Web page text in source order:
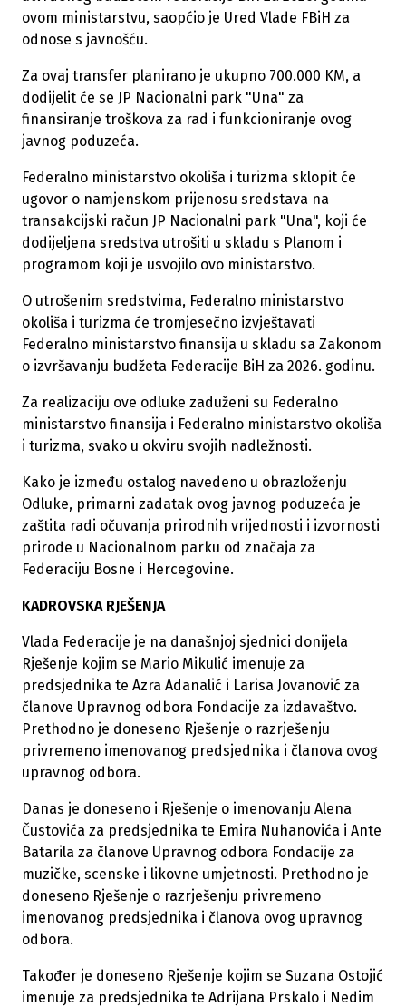
ovom ministarstvu, saopćio je Ured Vlade FBiH za
odnose s javnošću.
Za ovaj transfer planirano je ukupno 700.000 KM, a
dodijelit će se JP Nacionalni park "Una" za
finansiranje troškova za rad i funkcioniranje ovog
javnog poduzeća.
Federalno ministarstvo okoliša i turizma sklopit će
ugovor o namjenskom prijenosu sredstava na
transakcijski račun JP Nacionalni park "Una", koji će
dodijeljena sredstva utrošiti u skladu s Planom i
programom koji je usvojilo ovo ministarstvo.
O utrošenim sredstvima, Federalno ministarstvo
okoliša i turizma će tromjesečno izvještavati
Federalno ministarstvo finansija u skladu sa Zakonom
o izvršavanju budžeta Federacije BiH za 2026. godinu.
Za realizaciju ove odluke zaduženi su Federalno
ministarstvo finansija i Federalno ministarstvo okoliša
i turizma, svako u okviru svojih nadležnosti.
Kako je između ostalog navedeno u obrazloženju
Odluke, primarni zadatak ovog javnog poduzeća je
zaštita radi očuvanja prirodnih vrijednosti i izvornosti
prirode u Nacionalnom parku od značaja za
Federaciju Bosne i Hercegovine.
KADROVSKA RJEŠENJA
Vlada Federacije je na današnjoj sjednici donijela
Rješenje kojim se Mario Mikulić imenuje za
predsjednika te Azra Adanalić i Larisa Jovanović za
članove Upravnog odbora Fondacije za izdavaštvo.
Prethodno je doneseno Rješenje o razrješenju
privremeno imenovanog predsjednika i članova ovog
upravnog odbora.
Danas je doneseno i Rješenje o imenovanju Alena
Čustovića za predsjednika te Emira Nuhanovića i Ante
Batarila za članove Upravnog odbora Fondacije za
muzičke, scenske i likovne umjetnosti. Prethodno je
doneseno Rješenje o razrješenju privremeno
imenovanog predsjednika i članova ovog upravnog
odbora.
Također je doneseno Rješenje kojim se Suzana Ostojić
imenuje za predsjednika te Adrijana Prskalo i Nedim